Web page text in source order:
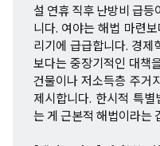
설 연휴 직후 난방비 급
니다. 여야는 해법 마련
리기에 급급합니다. 경
보다는 중장기적인 대책
건물이나 저소득층 주거
제시합니다. 한시적 특
는 게 근본적 해법이라는